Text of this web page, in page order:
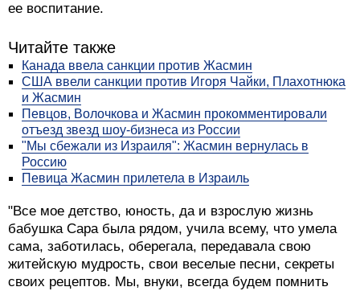
ее воспитание.
Читайте также
Канада ввела санкции против Жасмин
США ввели санкции против Игоря Чайки, Плахотнюка
и Жасмин
Певцов, Волочкова и Жасмин прокомментировали
отъезд звезд шоу-бизнеса из России
"Мы сбежали из Израиля": Жасмин вернулась в
Россию
Певица Жасмин прилетела в Израиль
"Все мое детство, юность, да и взрослую жизнь
бабушка Сара была рядом, учила всему, что умела
сама, заботилась, оберегала, передавала свою
житейскую мудрость, свои веселые песни, секреты
своих рецептов. Мы, внуки, всегда будем помнить